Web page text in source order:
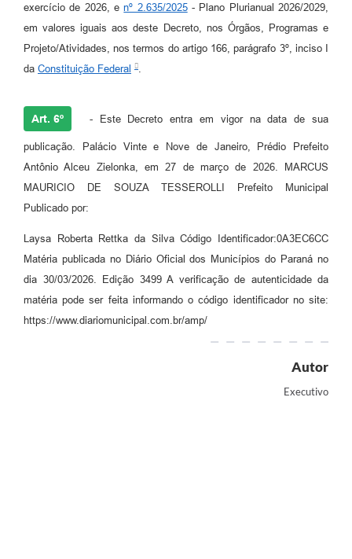
exercício de 2026, enº 2.635/2025- Plano Plurianual 2026/2029,
em valores iguais aos deste Decreto, nos Órgãos, Programas e
Projeto/Atividades, nos termos do artigo 166, parágrafo 3º, inciso I
da Constituição Federal
Art. 6º - Este Decreto entra em vigor na data de sua
publicação. Palácio Vinte e Nove de Janeiro, Prédio Prefeito
Antônio Alceu Zielonka, em 27 de março de 2026. MARCUS
MAURICIO DE SOUZA TESSEROLLI Prefeito Municipal
Publicado por:
Laysa Roberta Rettka da Silva Código Identificador:0A3EC6CC
Matéria publicada no Diário Oficial dos Municípios do Paraná no
dia 30/03/2026. Edição 3499 A verificação de autenticidade da
matéria pode ser feita informando o código identificador no site:
https://www.diariomunicipal.com.br/amp/
Autor
Executivo